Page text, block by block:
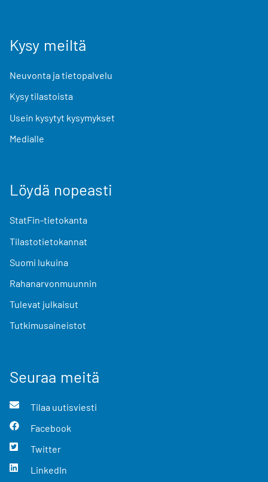
Kysy meiltä
Neuvonta ja tietopalvelu
Kysy tilastoista
Usein kysytyt kysymykset
Medialle
Löydä nopeasti
StatFin-tietokanta
Tilastotietokannat
Suomi lukuina
Rahanarvonmuunnin
Tulevat julkaisut
Tutkimusaineistot
Seuraa meitä
Tilaa uutisviesti
Facebook
Twitter
LinkedIn